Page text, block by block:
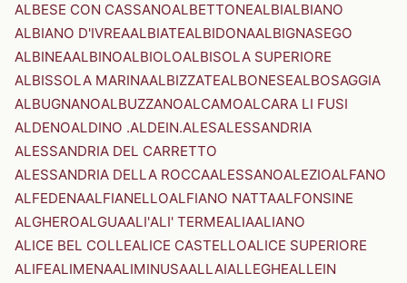
ALBESE CON CASSANOALBETTONEALBIALBIANO
ALBIANO D'IVREAALBIATEALBIDONAALBIGNASEGO
ALBINEAALBINOALBIOLOALBISOLA SUPERIORE
ALBISSOLA MARINAALBIZZATEALBONESEALBOSAGGIA
ALBUGNANOALBUZZANOALCAMOALCARA LI FUSI
ALDENOALDINO .ALDEIN.ALESALESSANDRIA
ALESSANDRIA DEL CARRETTO
ALESSANDRIA DELLA ROCCAALESSANOALEZIOALFANO
ALFEDENAALFIANELLOALFIANO NATTAALFONSINE
ALGHEROALGUAALI'ALI' TERMEALIAALIANO
ALICE BEL COLLEALICE CASTELLOALICE SUPERIORE
ALIFEALIMENAALIMINUSAALLAIALLEGHEALLEIN